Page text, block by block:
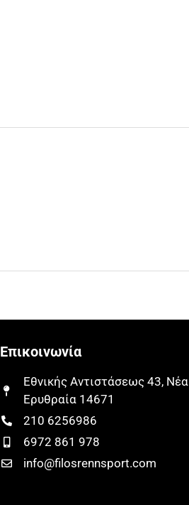
Επικοινωνία
Εθνικής Αντιστάσεως 43, Νέα
Ερυθραία 14671​​
210 6256986
6972 861 978
info@filosrennsport.com